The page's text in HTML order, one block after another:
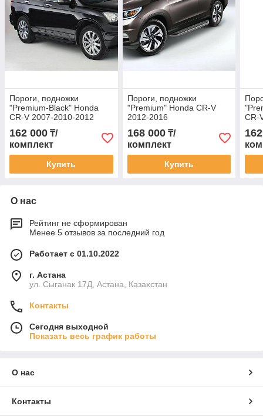
Пороги, подножки
"Premium-Black" Honda
CR-V 2007-2010-2012
162 000 ₸/
комплект
Купить
Пороги, подножки
"Premium" Honda CR-V
2012-2016
168 000₸/
комплект
Купить
CR-
О нас
Рейтинг не сформирован
Менее 5 отзывов за последний год
Работает с 01.10.2022
г. Астана
ул. Сыганак 17Д, Астана, Казахстан
Контакты
Сегодня выходной
Показать весь график работы
О нас
Контакты